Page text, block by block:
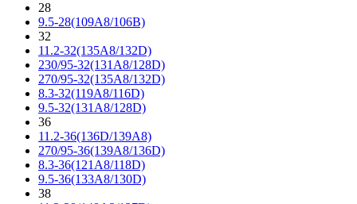
28
9.5-28(109A8/106B)
32
11.2-32(135A8/132D)
230/95-32(131A8/128D)
270/95-32(135A8/132D)
8.3-32(119A8/116D)
9.5-32(131A8/128D)
36
11.2-36(136D/139A8)
270/95-36(139A8/136D)
8.3-36(121A8/118D)
9.5-36(133A8/130D)
38